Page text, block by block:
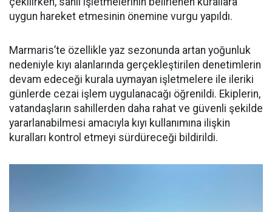
uygun hareket etmesinin önemine vurgu yapıldı.
Marmaris’te özellikle yaz sezonunda artan yoğunluk
nedeniyle kıyı alanlarında gerçekleştirilen denetimlerin
devam edeceği kurala uymayan işletmelere ile ileriki
günlerde cezai işlem uygulanacağı öğrenildi. Ekiplerin,
vatandaşların sahillerden daha rahat ve güvenli şekilde
yararlanabilmesi amacıyla kıyı kullanımına ilişkin
kuralları kontrol etmeyi sürdüreceği bildirildi.